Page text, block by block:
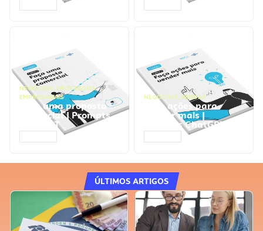
NEGÓCIOS, PROCESSOS
EMPRESARIAIS
Faça uma proposta
comercial | Prompts
ChatGPT
NEGÓCIOS, VENDAS
Faça ações para
vender mais |
Prompts ChatGPT
ÚLTIMOS ARTIGOS